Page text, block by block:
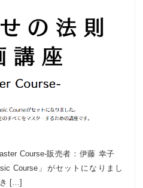
Course-販売者：伊藤 幸子
Course」がセットになりまし
き […]